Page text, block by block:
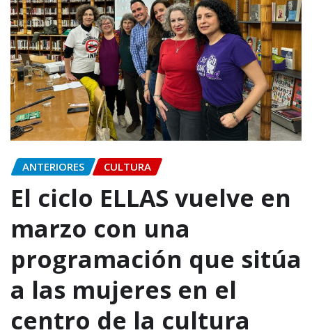
ANTERIORES CULTURA
El ciclo ELLAS vuelve en
marzo con una
programación que sitúa
a las mujeres en el
centro de la cultura